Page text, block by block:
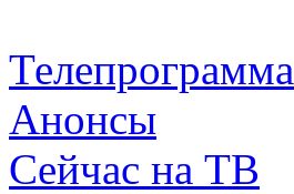
Телепрограмма
Анонсы
Сейчас на ТВ